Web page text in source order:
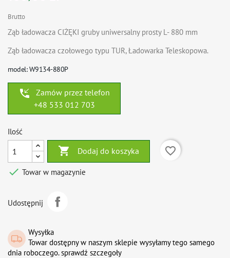
Brutto
Ząb ładowacza CIŻĘKI gruby uniwersalny prosty L- 880 mm
Ząb ładowacza czołowego typu TUR, Ładowarka Teleskopowa.
model: W9134-880P
phone_callback
Zamów przez telefon
+48 533 012 703
Ilość
 Dodaj do koszyka
favorite_border
 Towar w magazynie
Udostępnij
Wysyłka
Towar dostępny w naszym sklepie wysyłamy tego samego
dnia roboczego. sprawdź szczegoły